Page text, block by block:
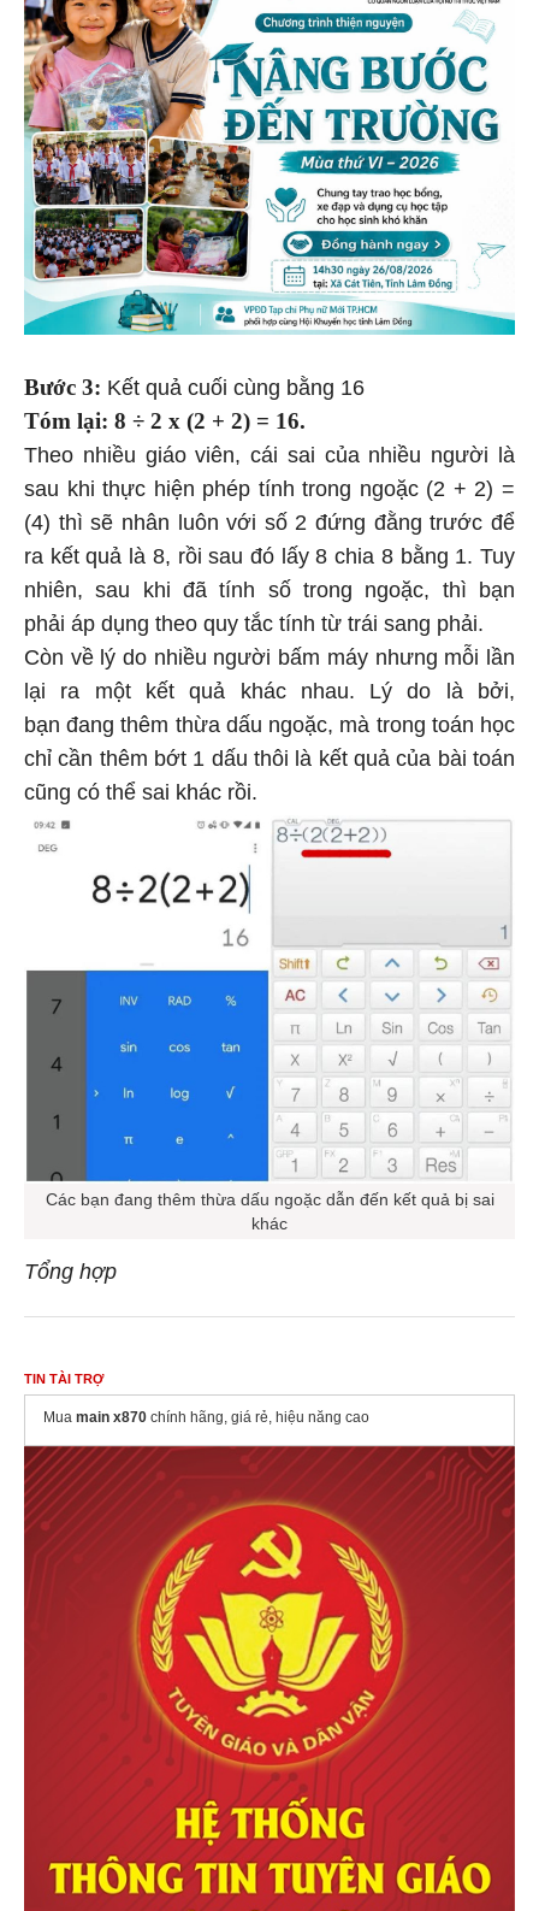
Bước 3: Kết quả cuối cùng bằng 16
Tóm lại: 8 ÷ 2 x (2 + 2) = 16.
Theo nhiều giáo viên, cái sai của nhiều người là
sau khi thực hiện phép tính trong ngoặc (2 + 2) =
(4) thì sẽ nhân luôn với số 2 đứng đằng trước để
ra kết quả là 8, rồi sau đó lấy 8 chia 8 bằng 1. Tuy
nhiên, sau khi đã tính số trong ngoặc, thì bạn
phải áp dụng theo quy tắc tính từ trái sang phải.
Còn về lý do nhiều người bấm máy nhưng mỗi lần
lại ra một kết quả khác nhau. Lý do là bởi,
bạn đang thêm thừa dấu ngoặc, mà trong toán học
chỉ cần thêm bớt 1 dấu thôi là kết quả của bài toán
cũng có thể sai khác rồi.
Các bạn đang thêm thừa dấu ngoặc dẫn đến kết quả bị sai
khác
Tổng hợp
TIN TÀI TRỢ
Mua main x870 chính hãng, giá rẻ, hiệu năng cao